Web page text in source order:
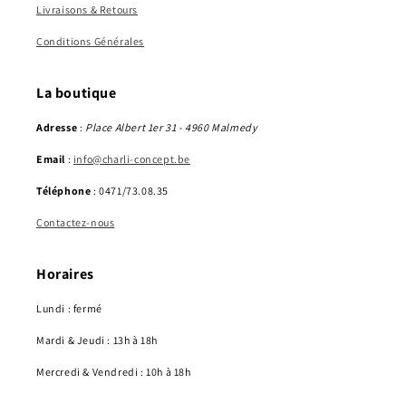
Livraisons & Retours
Conditions Générales
La boutique
Adresse : Place Albert 1er 31 - 4960 Malmedy
Email : info@charli-concept.be
Téléphone : 0471/73.08.35
Contactez-nous
Horaires
Lundi : fermé
Mardi & Jeudi : 13h à 18h
Mercredi & Vendredi : 10h à 18h